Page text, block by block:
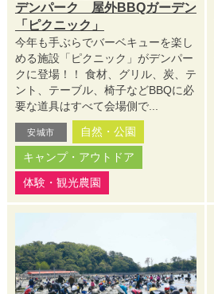
デンパーク 屋外BBQガーデン
「ピクニック」
今年も手ぶらでバーベキューを楽し
める施設「ピクニック」がデンパー
クに登場！！ 食材、グリル、炭、テ
ント、テーブル、椅子などBBQに必
要な道具はすべて会場側で...
安城市
自然・公園
キャンプ・アウトドア
体験・観光農園